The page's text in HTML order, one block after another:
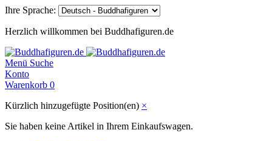
Ihre Sprache:
Herzlich willkommen bei Buddhafiguren.de
Menü Suche
Konto
Warenkorb 0
Kürzlich hinzugefügte Position(en) ×
Sie haben keine Artikel in Ihrem Einkaufswagen.